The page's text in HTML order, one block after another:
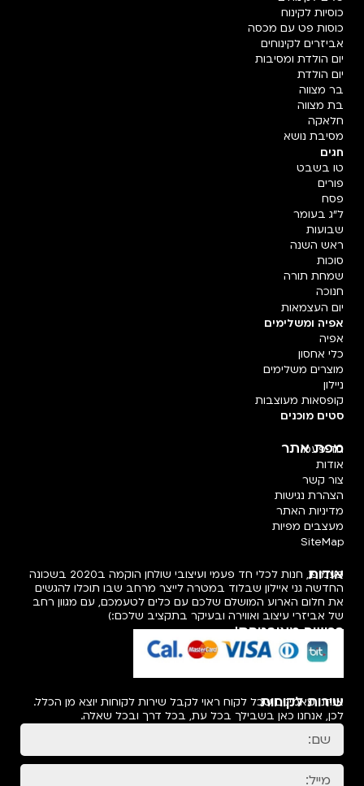
כוסיות לקינוח
כוסות פט עם מכסה
אביזרים לקינוחים
יום הולדת ומסיבות
יום הולדת
בר מצווה
בת מצווה
חלאקה
מסיבת נושא
חגים
טו בשבט
פורים
פסח
ל"ג בעומר
שבועות
ראש השנה
סוכות
שמחת תורה
חנוכה
יום העצמאות
אפיה ומשלימים
אפיה
כלי אחסון
מוצרים משלימים
ניילון
קופסאות מעוצבות
סטים מוכנים
מפת אתר
חד פעמי
אודות
צור קשר
הצהרת נגישות
מדיניות האתר
מעצבים מפיות
SiteMap
אודות
פעמיפו, חנות לכלי חד פעמי ועיצובי שולחן הוקמה ב2020 בשכונה
החדשה גני איילון שבלוד במטרה לייצר מרחב שבו תוכלו להגשים
את חלום הארוע המושלם שלכם עם כלים לטעמכם, עם מגוון רחב
של אביזרי עיצוב ואווירה ובעיקר בתקציב שלכם:)
רכישה מאובטחת!
שירות לקוחות
אנחנו מאמינים שכל לקוח ראוי לקבל שירות לקוחות יוצא מן הכלל.
לכן, אנחנו כאן בשבילך בכל עת, בכל דרך ובכל שאלה.